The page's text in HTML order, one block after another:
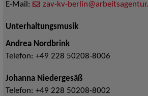
E-Mail:
zav-kv-
Unterhaltungsmusik
Andrea Nordbrink
Telefon: +49 228 50208-8006
Johanna Niedergesäß
Telefon: +49 228 50208-8002